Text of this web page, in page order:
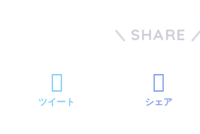
SHARE
ツイート シェア